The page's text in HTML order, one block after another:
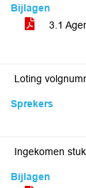
Bijlagen
3.1
Loting
Sprekers
Ingekomen
Bijlagen